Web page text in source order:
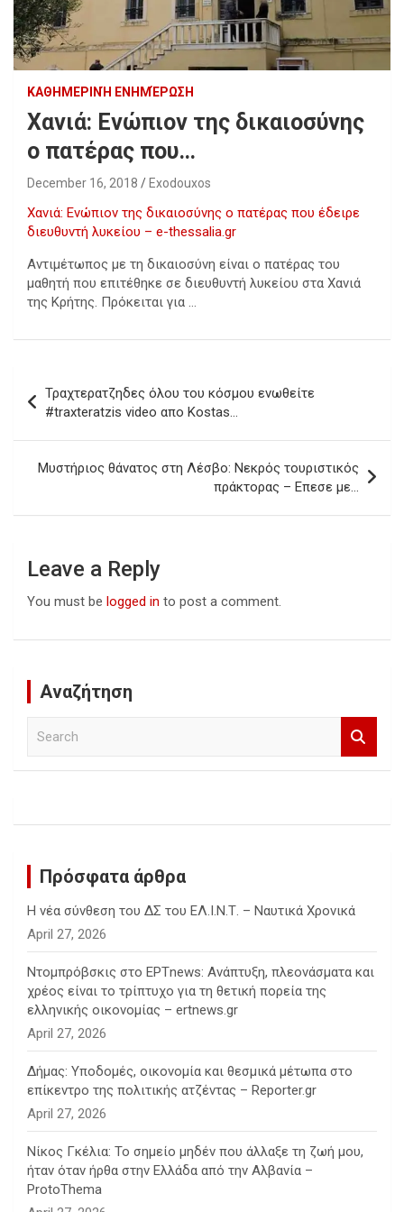
ΚΑΘΗΜΕΡΙΝΉ ΕΝΗΜΈΡΩΣΗ
Χανιά: Ενώπιον της δικαιοσύνης
ο πατέρας που…
December 16, 2018 Exodouxos
Χανιά: Ενώπιον της δικαιοσύνης ο πατέρας που έδειρε
διευθυντή λυκείου – e-thessalia.gr
Αντιμέτωπος με τη δικαιοσύνη είναι ο πατέρας του
μαθητή που επιτέθηκε σε διευθυντή λυκείου στα Χανιά
της Κρήτης. Πρόκειται για …
navigation
Τραχτερατζηδες όλου του κόσμου ενωθείτε
#traxteratzis video απο Kostas…
Μυστήριος θάνατος στη Λέσβο: Νεκρός τουριστικός
πράκτορας – Επεσε με…
Leave a Reply
You must be logged in to post a comment.
Αναζήτηση
h
Πρόσφατα άρθρα
Η νέα σύνθεση του ΔΣ του ΕΛ.Ι.Ν.Τ. – Ναυτικά Χρονικά
April 27, 2026
Ντομπρόβσκις στο ΕΡΤnews: Ανάπτυξη, πλεονάσματα και
χρέος είναι το τρίπτυχο για τη θετική πορεία της
ελληνικής οικονομίας – ertnews.gr
April 27, 2026
Δήμας: Υποδομές, οικονομία και θεσμικά μέτωπα στο
επίκεντρο της πολιτικής ατζέντας – Reporter.gr
April 27, 2026
Νίκος Γκέλια: Το σημείο μηδέν που άλλαξε τη ζωή μου,
ήταν όταν ήρθα στην Ελλάδα από την Αλβανία –
ProtoThema